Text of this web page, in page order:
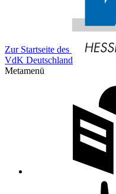
Zur Startseite des
VdK Deutschland
Metamenü